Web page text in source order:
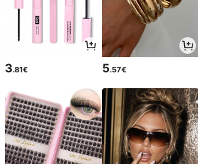
3.81€ 5.57€